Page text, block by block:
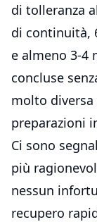
di tolleranza
di continuità,
e almeno 3-4
concluse
molto
preparazioni
Ci sono
più
nessun
recupero